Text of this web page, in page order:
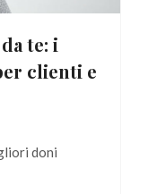
te: i
clienti e
doni